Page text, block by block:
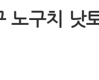
구치 낫